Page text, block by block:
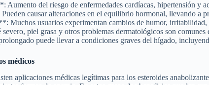
del riesgo de enfermedades cardíacas, hipertensión y
causar alteraciones en el equilibrio hormonal, llevando a
Muchos usuarios experimentan cambios de humor, irritabilidad,
piel grasa y otros problemas dermatológicos son comunes
puede llevar a condiciones graves del hígado,
médicos
aplicaciones médicas legítimas para los esteroides